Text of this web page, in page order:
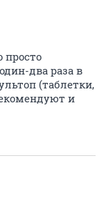
просто
два раза в
(таблетки,
и